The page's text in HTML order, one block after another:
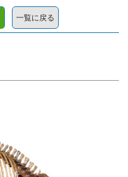
一覧に戻る